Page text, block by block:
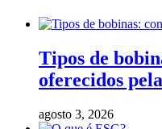
Tipos de
oferecidos
agosto 3, 2026